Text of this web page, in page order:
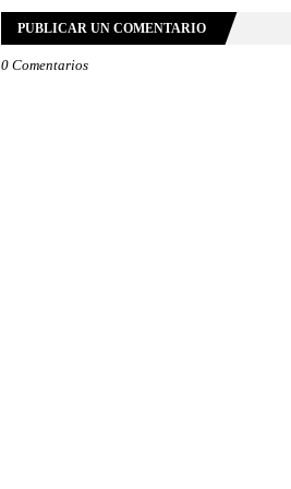
PUBLICAR UN COMENTARIO
0 Comentarios